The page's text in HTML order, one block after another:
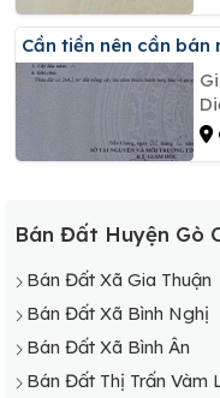
Cần tiền nên cần
Bán Đất Huyện Gò
Bán Đất Xã Gia Thuận
Bán Đất Xã Bình Nghị
Bán Đất Xã Bình Ân
Bán Đất Thị Trấn Vàm